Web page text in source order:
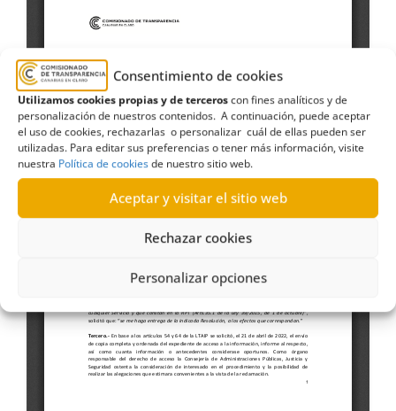
Consentimiento de cookies
Utilizamos cookies propias y de terceroscon fines analíticos y de
personalización de nuestros contenidos. A continuación, puede aceptar
el uso de cookies, rechazarlas o personalizar cuál de ellas pueden ser
utilizadas. Para editar sus preferencias o tener más información, visite
nuestra Política de cookiesde nuestro sitio web.
Aceptar y visitar el sitio web
Rechazar cookies
Personalizar opciones